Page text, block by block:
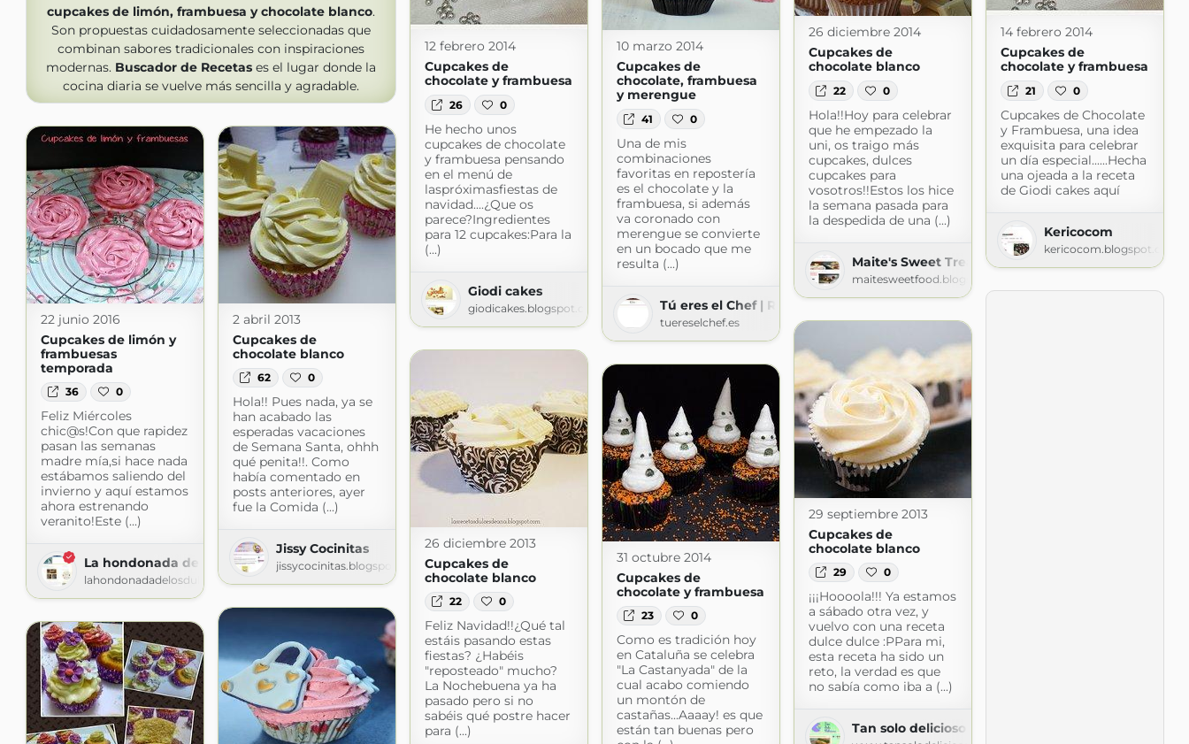
cupcakes de limón, frambuesa y chocolate blanco.
Son propuestas cuidadosamente seleccionadas que
combinan sabores tradicionales con inspiraciones
modernas. Buscador de Recetases el lugar donde la
cocina diaria se vuelve más sencilla y agradable.
26 diciembre 2014
Cupcakes de
chocolate blanco
22 0
Hola!!Hoy para celebrar
que he empezado la
uni, os traigo más
cupcakes, dulces
cupcakes para
vosotros!!Estos los hice
la semana pasada para
la despedida de una (...)
Maite's Sweet Treats
maitesweetfood.blogspot.com
14 febrero 2014
Cupcakes de
chocolate y frambuesa
21 0
Cupcakes de Chocolate
y Frambuesa, una idea
exquisita para celebrar
un día especial......Hecha
una ojeada a la receta
de Giodi cakes aquí
Kericocom
kericocom.blogspot.com
12 febrero 2014
Cupcakes de
chocolate y frambuesa
26 0
He hecho unos
cupcakes de chocolate
y frambuesa pensando
en el menú de
laspróximasfiestas de
navidad....¿Que os
parece?Ingredientes
para 12 cupcakes:Para la
(...)
Giodi cakes
giodicakes.blogspot.com
10 marzo 2014
Cupcakes de
chocolate, frambuesa
y merengue
41 0
Una de mis
combinaciones
favoritas en repostería
es el chocolate y la
frambuesa, si además
va coronado con
merengue se convierte
en un bocado que me
resulta (...)
Tú eres el Chef | Recetas de repostería y cocina - Recetas con fotos
tuereselchef.es
22 junio 2016
Cupcakes de limón y
frambuesas
temporada
36 0
Feliz Miércoles
chic@s!Con que rapidez
pasan las semanas
madre mía,si hace nada
estábamos saliendo del
invierno y aquí estamos
ahora estrenando
veranito!Este (...)
La hondonada de los dulces
lahondonadadelosdulces.blogspot.com
2 abril 2013
Cupcakes de
chocolate blanco
62 0
Hola!! Pues nada, ya se
han acabado las
esperadas vacaciones
de Semana Santa, ohhh
qué penita!!. Como
había comentado en
posts anteriores, ayer
fue la Comida (...)
Jissy Cocinitas
jissycocinitas.blogspot.com
29 septiembre 2013
Cupcakes de
chocolate blanco
29 0
¡¡¡Hoooola!!! Ya estamos
a sábado otra vez, y
vuelvo con una receta
dulce dulce :PPara mi,
esta receta ha sido un
reto, la verdad es que
no sabía como iba a (...)
Tan solo delicioso
26 diciembre 2013
Cupcakes de
chocolate blanco
22 0
Feliz Navidad!!¿Qué tal
estáis pasando estas
fiestas? ¿Habéis
"reposteado" mucho?
La Nochebuena ya ha
pasado pero si no
sabéis qué postre hacer
para (...)
31 octubre 2014
Cupcakes de
chocolate y frambuesa
23 0
Como es tradición hoy
en Cataluña se celebra
"La Castanyada" de la
cual acabo comiendo
un montón de
castañas...Aaaay! es que
están tan buenas pero